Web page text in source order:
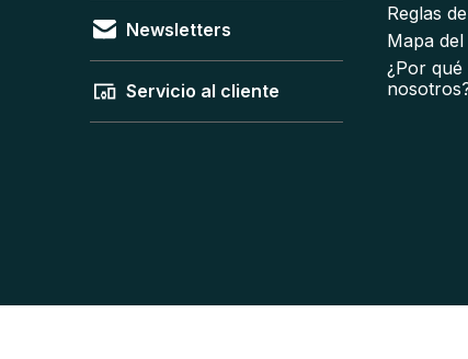
Newsletters
Servicio al cliente
Reglas
Mapa del
¿Por